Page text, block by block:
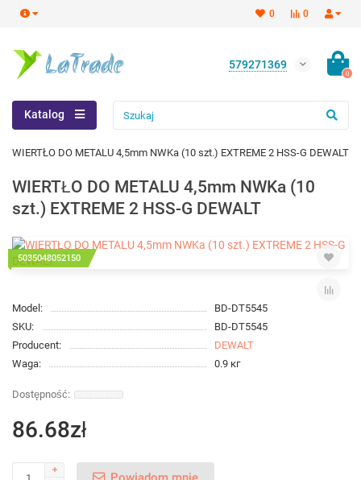
0
0
579271369
0
Katalog
WIERTŁO DO METALU 4,5mm NWKa (10 szt.) EXTREME 2 HSS-G DEWALT
WIERTŁO DO METALU 4,5mm NWKa (10
szt.) EXTREME 2 HSS-G DEWALT
5035048052150
Model:
BD-DT5545
SKU:
BD-DT5545
Producent:
DEWALT
Waga:
0.9 кг
86.68zł